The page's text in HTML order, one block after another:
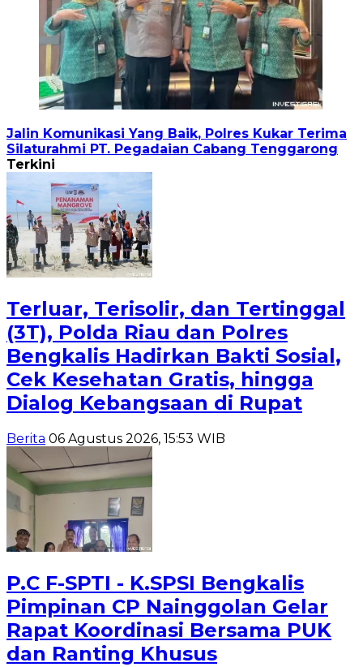
Jalin Komunikasi Yang Baik, Polres Kukar Terima
Silaturahmi PT. Pegadaian Cabang Tenggarong
Terkini
Terluar, Terisolir, dan Tertinggal
(3T), Polda Riau dan Polres
Bengkalis Hadirkan Bakti Sosial,
Cek Kesehatan Gratis, hingga
Dialog Kebangsaan di Rupat
Berita 06 Agustus 2026, 15:53 WIB
P.C F-SPTI - K.SPSI Bengkalis
Pimpinan CP Nainggolan Gelar
Rapat Koordinasi Bersama PUK
dan Ranting Khusus